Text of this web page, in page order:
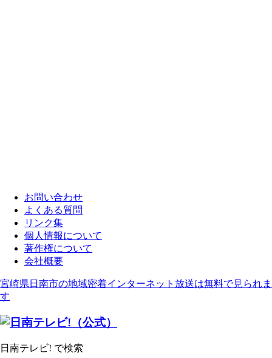
お問い合わせ
よくある質問
リンク集
個人情報について
著作権について
会社概要
宮崎県日南市の地域密着インターネット放送は無料で見られま
す
日南テレビ! で検索